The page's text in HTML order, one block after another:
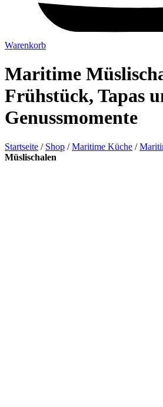
Warenkorb
Maritime
Frühstück, Tapas
Genussmomente
Startseite / Shop /Maritime Küche /
Müslischalen